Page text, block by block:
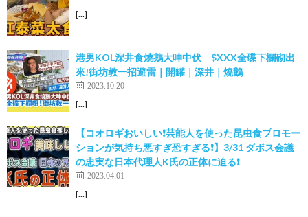
[…]
港男KOL深井食燒鵝大呻中伏 $XXX全碟下欄砌出
來!街坊教一招避雷｜開罐｜深井｜燒鵝
2023.10.20
[…]
【コオロギおいしい❗️芸能人を使った昆虫食プロモー
ションが気持ち悪すぎ恐すぎる❗️】3/31 ダボス会議
の忠実な日本代理人K氏の正体に迫る❗️
2023.04.01
[…]